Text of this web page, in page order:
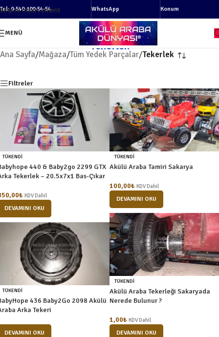
Skip to main content
Tel: 0-540-100-54-54 WhatsApp Konum
MENÜ
Tekerlek
Ana Sayfa/Mağaza/Tüm Yedek Parçalar/Tekerlek
Filtreler
TÜKENDI
440 & Baby2go 2299 GTX
Tekerlek – 20.5x7x1 Bas-Çıkar
₺ KDV Dahil
DEVAMINI OKU
TÜKENDI
Akülü Araba Tamiri Sakarya
100,00₺ KDV Dahil
DEVAMINI OKU
TÜKENDI
Akülü Araba Tekerleği Sakaryada
Nerede Bulunur ?
1,00₺ KDV Dahil
DEVAMINI OKU
TÜKENDI
436 Baby2Go 2098 Akülü
Arka Tekeri
DEVAMINI OKU